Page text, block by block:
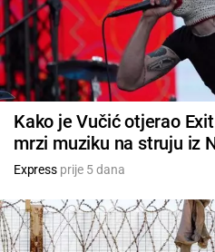
Kako je Vučić otjerao
mrzi muziku na struju iz
Expressprije 5 dana